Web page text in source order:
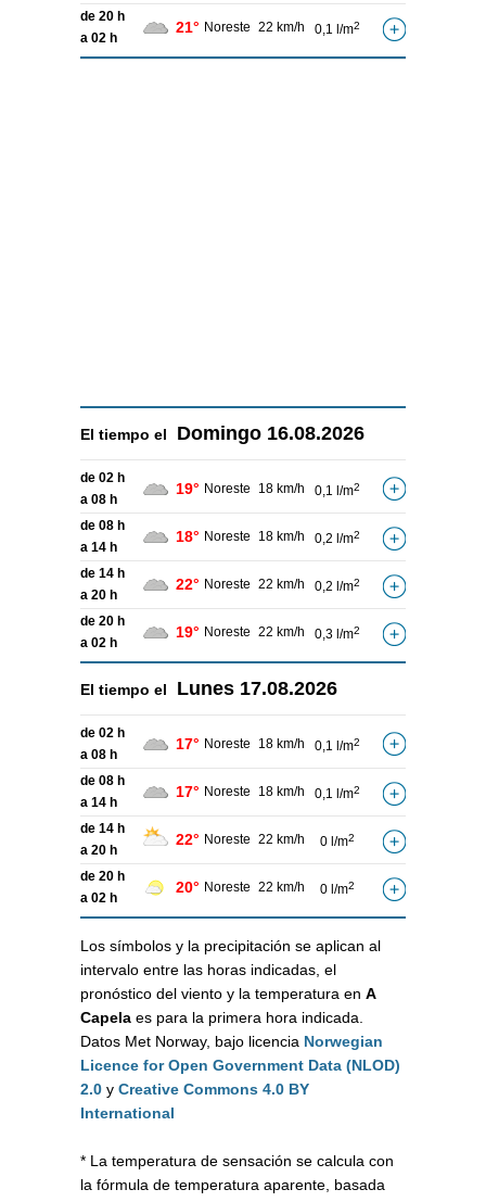
de 20 h
a 02 h
21° Noreste 22 km/h 0,1 l/m2
El tiempo el Domingo 16.08.2026
de 02 h
a 08 h
19° Noreste 18 km/h 0,1 l/m2
de 08 h
a 14 h
18° Noreste 18 km/h 0,2 l/m2
de 14 h
a 20 h
22° Noreste 22 km/h 0,2 l/m2
de 20 h
a 02 h
19° Noreste 22 km/h 0,3 l/m2
El tiempo el Lunes 17.08.2026
de 02 h
a 08 h
17° Noreste 18 km/h 0,1 l/m2
de 08 h
a 14 h
17° Noreste 18 km/h 0,1 l/m2
de 14 h
a 20 h
22° Noreste 22 km/h 0 l/m2
de 20 h
a 02 h
20° Noreste 22 km/h 0 l/m2
Los símbolos y la precipitación se aplican al
intervalo entre las horas indicadas, el
pronóstico del viento y la temperatura en A
Capela es para la primera hora indicada.
Datos Met Norway, bajo licencia Norwegian
Licence for Open Government Data (NLOD)
2.0 y Creative Commons 4.0 BY
International
* La temperatura de sensación se calcula con
la fórmula de temperatura aparente, basada